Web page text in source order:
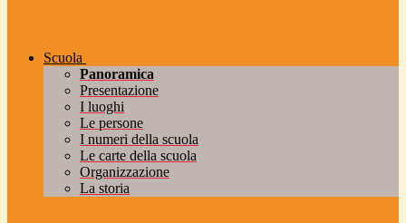
Scuola
Panoramica
Presentazione
I luoghi
Le persone
I numeri della scuola
Le carte della scuola
Organizzazione
La storia